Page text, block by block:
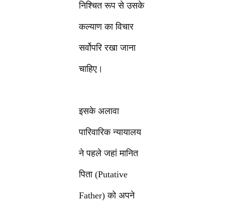
निश्चित रूप से उसके
कल्याण का विचार
सर्वोपरि रखा जाना
चाहिए।
इसके अलावा
पारिवारिक न्यायालय
ने पहले जहां मानित
पिता (Putative
Father) को अपने